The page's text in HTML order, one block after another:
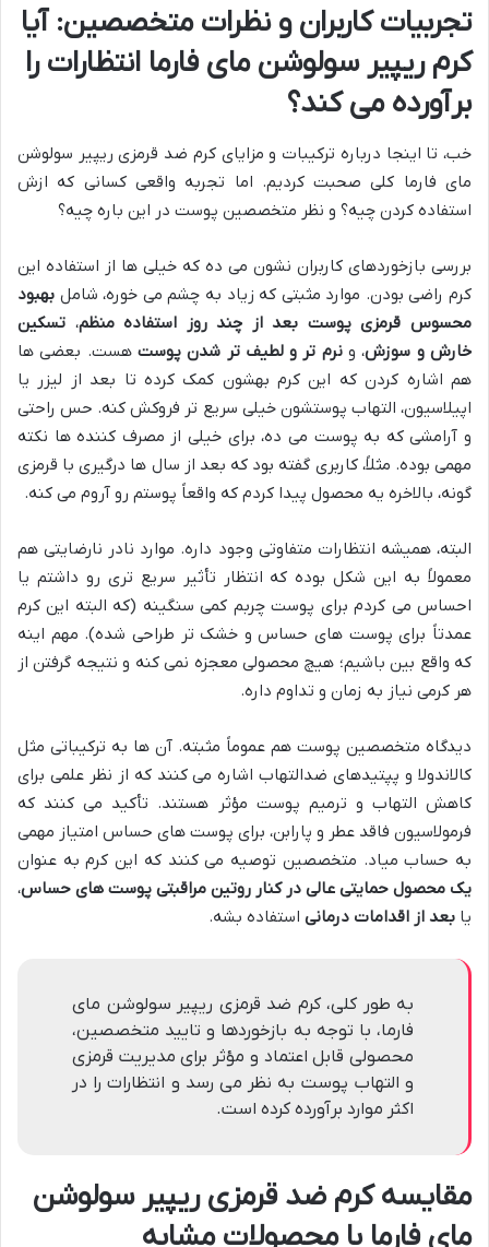
تجربیات کاربران و نظرات متخصصین: آیا
کرم ریپیر سولوشن مای فارما انتظارات را
برآورده می کند؟
خب، تا اینجا درباره ترکیبات و مزایای کرم ضد قرمزی ریپیر سولوشن
مای فارما کلی صحبت کردیم. اما تجربه واقعی کسانی که ازش
استفاده کردن چیه؟ و نظر متخصصین پوست در این باره چیه؟
بررسی بازخوردهای کاربران نشون می ده که خیلی ها از استفاده این
کرم راضی بودن. موارد مثبتی که زیاد به چشم می خوره، شامل بهبود
محسوس قرمزی پوست بعد از چند روز استفاده منظم، تسکین
خارش و سوزش، ونرم تر و لطیف تر شدن پوست هست. بعضی ها
هم اشاره کردن که این کرم بهشون کمک کرده تا بعد از لیزر یا
اپیلاسیون، التهاب پوستشون خیلی سریع تر فروکش کنه. حس راحتی
و آرامشی که به پوست می ده، برای خیلی از مصرف کننده ها نکته
مهمی بوده. مثلاً، کاربری گفته بود که بعد از سال ها درگیری با قرمزی
گونه، بالاخره یه محصول پیدا کردم که واقعاً پوستم رو آروم می کنه.
البته، همیشه انتظارات متفاوتی وجود داره. موارد نادر نارضایتی هم
معمولاً به این شکل بوده که انتظار تأثیر سریع تری رو داشتم یا
احساس می کردم برای پوست چربم کمی سنگینه (که البته این کرم
عمدتاً برای پوست های حساس و خشک تر طراحی شده). مهم اینه
که واقع بین باشیم؛ هیچ محصولی معجزه نمی کنه و نتیجه گرفتن از
هر کرمی نیاز به زمان و تداوم داره.
دیدگاه متخصصین پوست هم عموماً مثبته. آن ها به ترکیباتی مثل
کالاندولا و پپتیدهای ضدالتهاب اشاره می کنند که از نظر علمی برای
کاهش التهاب و ترمیم پوست مؤثر هستند. تأکید می کنند که
فرمولاسیون فاقد عطر و پارابن، برای پوست های حساس امتیاز مهمی
به حساب میاد. متخصصین توصیه می کنند که این کرم به عنوان
یک محصول حمایتی عالی در کنار روتین مراقبتی پوست های حساس،
یا بعد از اقدامات درمانی استفاده بشه.
به طور کلی، کرم ضد قرمزی ریپیر سولوشن مای
فارما، با توجه به بازخوردها و تایید متخصصین،
محصولی قابل اعتماد و مؤثر برای مدیریت قرمزی
و التهاب پوست به نظر می رسد و انتظارات را در
اکثر موارد برآورده کرده است.
مقایسه کرم ضد قرمزی ریپیر سولوشن
مای فارما با محصولات مشابه